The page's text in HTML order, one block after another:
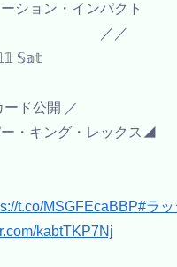
ション・インパクト
／／
𝕊𝕒𝕥
ード公開 ／
・キング・レックス◢
t.co/MSGFEcaBBP#ラ
kabtTKP7Nj